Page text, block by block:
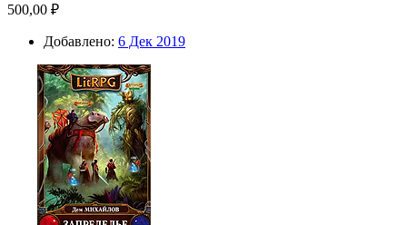
500,00 ₽
Добавлено: 6 Дек 2019